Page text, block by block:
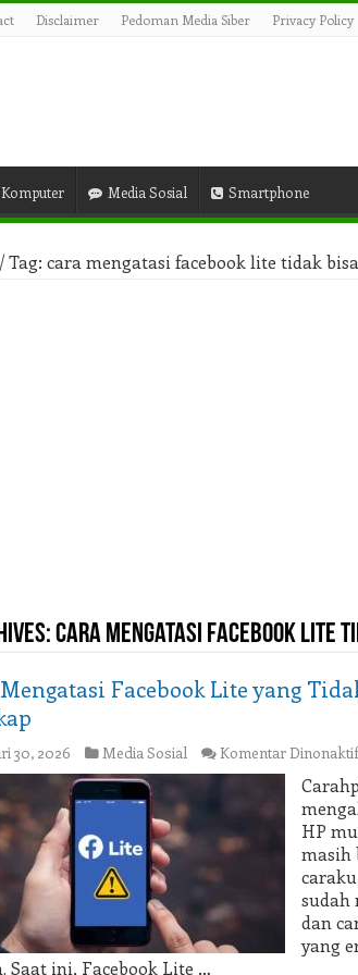
Disclaimer Pedoman Media Siber Privacy Policy
Komputer Media Sosial Smartphone
/Tag: cara mengatasi facebook lite tidak
cara mengatasi facebook lite
Facebook Lite yang
30, 2026 Media Sosial Komentar
HP
masih
sudah
dan
yang
Saat ini, Facebook Lite …